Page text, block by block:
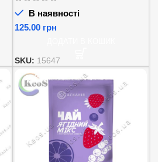
В наявності
грн
SKU: 15647